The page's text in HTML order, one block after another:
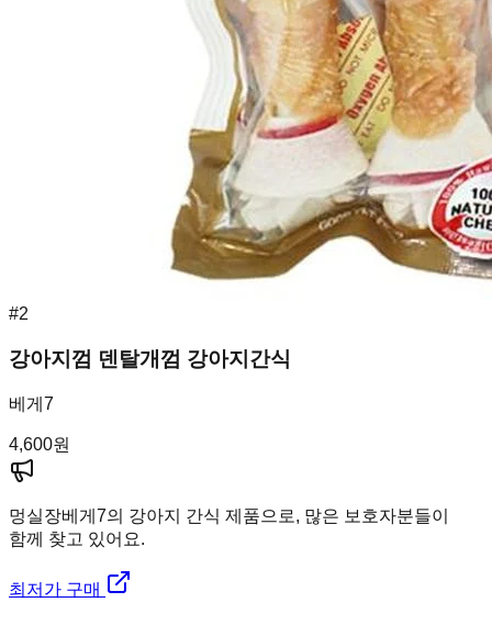
#2
강아지껌 덴탈개껌 강아지간식
베게7
4,600원
멍실장베게7의 강아지 간식 제품으로, 많은 보호자분들이
함께 찾고 있어요.
최저가 구매